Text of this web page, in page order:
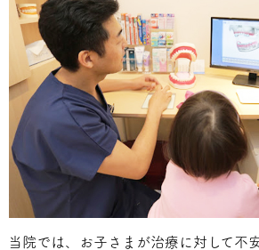
当院では、お子さまが治療に対して不